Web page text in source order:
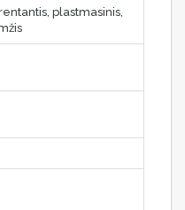
plastmasinis,